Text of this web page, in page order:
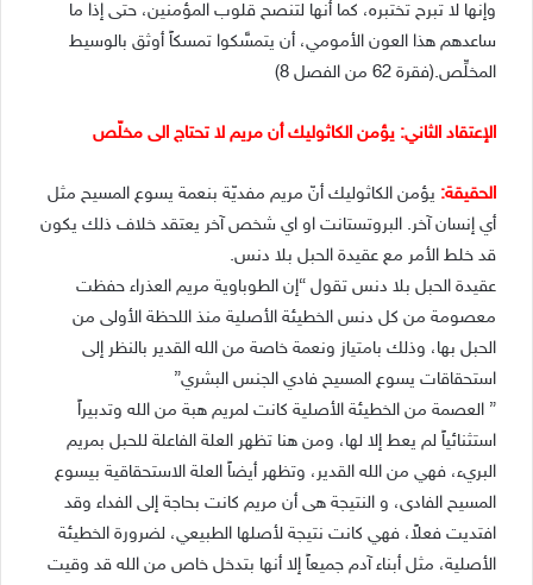
وإنها لا تبرح تختبره، كما أنها لتنصح قلوب المؤمنين، حتى إذا ما
ساعدهم هذا العون الأمومي، أن يتمسَّكوا تمسكاً أوثق بالوسيط
المخلِّص.(فقرة 62 من الفصل 8)
الإعتقاد الثاني: يؤمن الكاثوليك أن مريم لا تحتاج الى مخلّص
الحقيقة: يؤمن الكاثوليك أنّ مريم مفديّة بنعمة يسوع المسيح مثل
أي إنسان آخر. البروتستانت او اي شخص آخر يعتقد خلاف ذلك يكون
قد خلط الأمر مع عقيدة الحبل بلا دنس.
عقيدة الحبل بلا دنس تقول “إن الطوباوية مريم العذراء حفظت
معصومة من كل دنس الخطيئة الأصلية منذ اللحظة الأولى من
الحبل بها، وذلك بامتياز ونعمة خاصة من الله القدير بالنظر إلى
استحقاقات يسوع المسيح فادي الجنس البشري”
” العصمة من الخطيئة الأصلية كانت لمريم هبة من الله وتدبيراً
استثنائياً لم يعط إلا لها، ومن هنا تظهر العلة الفاعلة للحبل بمريم
البريء، فهي من الله القدير، وتظهر أيضاً العلة الاستحقاقية بيسوع
المسيح الفادى، و النتيجة هى أن مريم كانت بحاجة إلى الفداء وقد
افتديت فعلاً، فهي كانت نتيجة لأصلها الطبيعي، لضرورة الخطيئة
الأصلية، مثل أبناء آدم جميعاً إلا أنها بتدخل خاص من الله قد وقيت